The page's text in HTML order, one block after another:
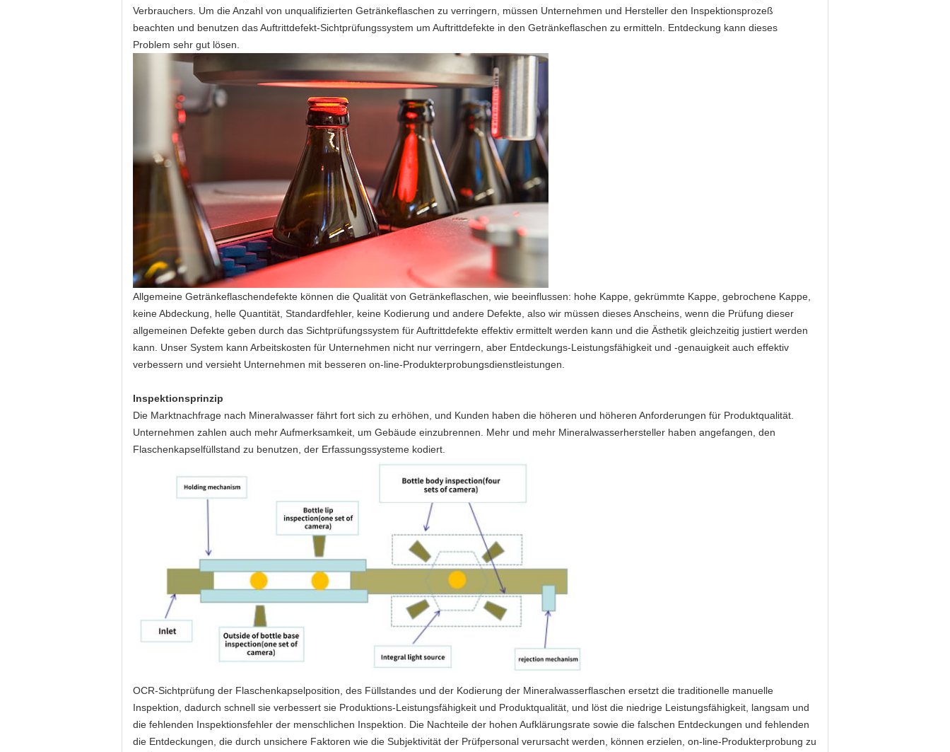
Verbrauchers. Um die Anzahl von unqualifizierten Getränkeflaschen zu verringern, müssen Unternehmen und Hersteller den Inspektionsprozeß
beachten und benutzen das Auftrittdefekt-Sichtprüfungssystem um Auftrittdefekte in den Getränkeflaschen zu ermitteln. Entdeckung kann dieses
Problem sehr gut lösen.
Allgemeine Getränkeflaschendefekte können die Qualität von Getränkeflaschen, wie beeinflussen: hohe Kappe, gekrümmte Kappe, gebrochene Kappe,
keine Abdeckung, helle Quantität, Standardfehler, keine Kodierung und andere Defekte, also wir müssen dieses Anscheins, wenn die Prüfung dieser
allgemeinen Defekte geben durch das Sichtprüfungssystem für Auftrittdefekte effektiv ermittelt werden kann und die Ästhetik gleichzeitig justiert werden
kann. Unser System kann Arbeitskosten für Unternehmen nicht nur verringern, aber Entdeckungs-Leistungsfähigkeit und -genauigkeit auch effektiv
verbessern und versieht Unternehmen mit besseren on-line-Produkterprobungsdienstleistungen.
Inspektionsprinzip
Die Marktnachfrage nach Mineralwasser fährt fort sich zu erhöhen, und Kunden haben die höheren und höheren Anforderungen für Produktqualität.
Unternehmen zahlen auch mehr Aufmerksamkeit, um Gebäude einzubrennen. Mehr und mehr Mineralwasserhersteller haben angefangen, den
Flaschenkapselfüllstand zu benutzen, der Erfassungssysteme kodiert.
OCR-Sichtprüfung der Flaschenkapselposition, des Füllstandes und der Kodierung der Mineralwasserflaschen ersetzt die traditionelle manuelle
Inspektion, dadurch schnell sie verbessert sie Produktions-Leistungsfähigkeit und Produktqualität, und löst die niedrige Leistungsfähigkeit, langsam und
die fehlenden Inspektionsfehler der menschlichen Inspektion. Die Nachteile der hohen Aufklärungsrate sowie die falschen Entdeckungen und fehlenden
die Entdeckungen, die durch unsichere Faktoren wie die Subjektivität der Prüfpersonal verursacht werden, können erzielen, on-line-Produkterprobung zu